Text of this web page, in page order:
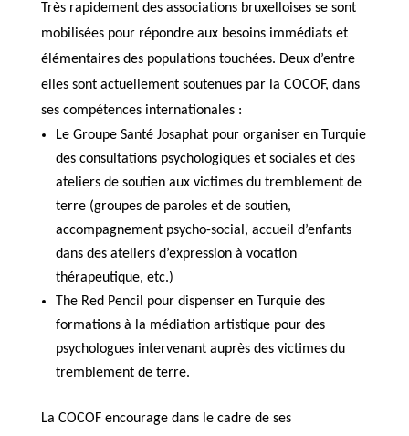
Très rapidement des associations bruxelloises se sont
mobilisées pour répondre aux besoins immédiats et
élémentaires des populations touchées. Deux d’entre
elles sont actuellement soutenues par la COCOF, dans
ses compétences internationales :
Le Groupe Santé Josaphat pour organiser en Turquie
des consultations psychologiques et sociales et des
ateliers de soutien aux victimes du tremblement de
terre (groupes de paroles et de soutien,
accompagnement psycho-social, accueil d’enfants
dans des ateliers d’expression à vocation
thérapeutique, etc.)
The Red Pencil pour dispenser en Turquie des
formations à la médiation artistique pour des
psychologues intervenant auprès des victimes du
tremblement de terre.
La COCOF encourage dans le cadre de ses